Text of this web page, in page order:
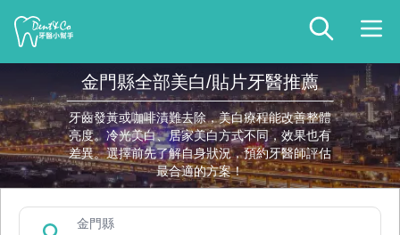
金門縣全部美白/貼片牙醫推薦
牙齒發黃或咖啡漬難去除，美白療程能改善整體
亮度。冷光美白、居家美白方式不同，效果也有
差異。選擇前先了解自身狀況，預約牙醫師評估
最合適的方案！
金門縣